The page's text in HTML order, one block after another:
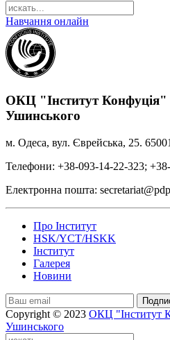
Навчання онлайн
ОКЦ "Інститут Конфуція"
Ушинського
м. Одеса, вул. Єврейська, 25. 65001
Телефони: +38-093-14-22-323;
Електронна пошта:
Про Інститут
HSK/YCT/HSKK
Інститут
Галерея
Новини
Copyright © 2023 ОКЦ "Інститут
Ушинського